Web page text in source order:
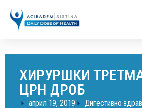
ХИРУРШКИ
ЦРН ДРОБ
април 19, 2019 Дигестивно